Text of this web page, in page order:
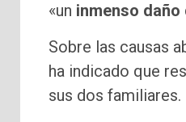
«un inmenso daño
Sobre las causas
ha indicado que
sus dos familiares.